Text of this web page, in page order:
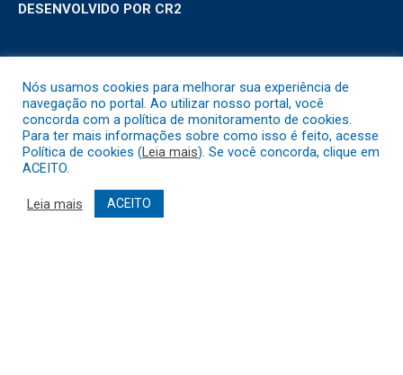
DESENVOLVIDO POR CR2
Muito mais quecriar siteousistema para prefeituras!
Realizamos umaassessoriacompleta, onde garantimos em
contrato que todas as exigências dasleis de transparência
públicaserão atendidas.
Conheça o
Nós usamos cookies para melhorar sua experiência de
navegação no portal. Ao utilizar nosso portal, você
concorda com a política de monitoramento de cookies.
Para ter mais informações sobre como isso é feito, acesse
Política de cookies (Leia mais). Se você concorda, clique em
ACEITO.
Leia mais ACEITO